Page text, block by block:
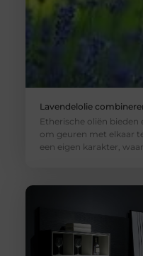
Lavendelolie
Etherische oliën bieden
om geuren met elkaar
een eigen karakter,